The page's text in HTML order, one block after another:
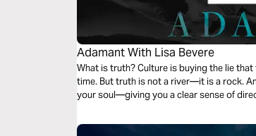
Adamant With Lisa Bevere
What is truth? Culture is buying the lie
time. But truth is not a river—it is a rock.
your soul—giving you a clear sense of